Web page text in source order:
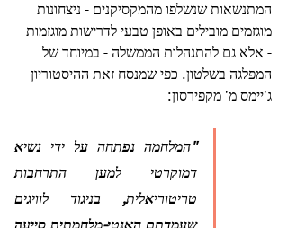
המתנשאות שנשלפו מהמקסיקנים - ניצחונות
מוגזמים מובילים באופן טבעי לדרישות מוגזמות
- אלא גם להתנהלות הממשלה - במיוחד של
המפלגה בשלטון. כפי שמנסח זאת ההיסטוריון
ג'יימס מ' מקפירסון:
דמוקרטי למען התרחבות